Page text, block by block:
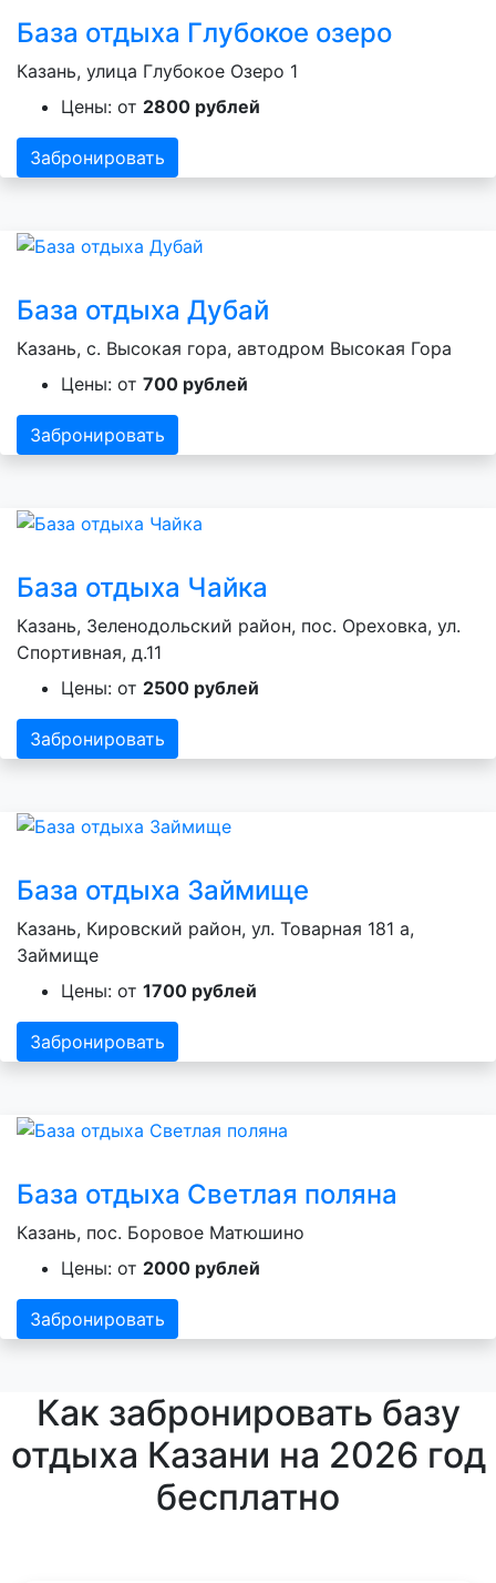
База отдыха Глубокое озеро
Казань, улица Глубокое Озеро 1
Цены: от 2800 рублей
Забронировать
База отдыха Дубай
Казань, с. Высокая гора, автодром Высокая Гора
Цены: от 700 рублей
Забронировать
База отдыха Чайка
Казань, Зеленодольский район, пос. Ореховка, ул.
Спортивная, д.11
Цены: от 2500 рублей
Забронировать
База отдыха Займище
Казань, Кировский район, ул. Товарная 181 а,
Займище
Цены: от 1700 рублей
Забронировать
База отдыха Светлая поляна
Казань, пос. Боровое Матюшино
Цены: от 2000 рублей
Забронировать
Как забронировать базу
отдыха Казани на 2026 год
бесплатно